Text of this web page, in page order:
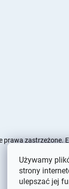
Używamy
strony
ulepszać jej
prawa zastrzeżone.